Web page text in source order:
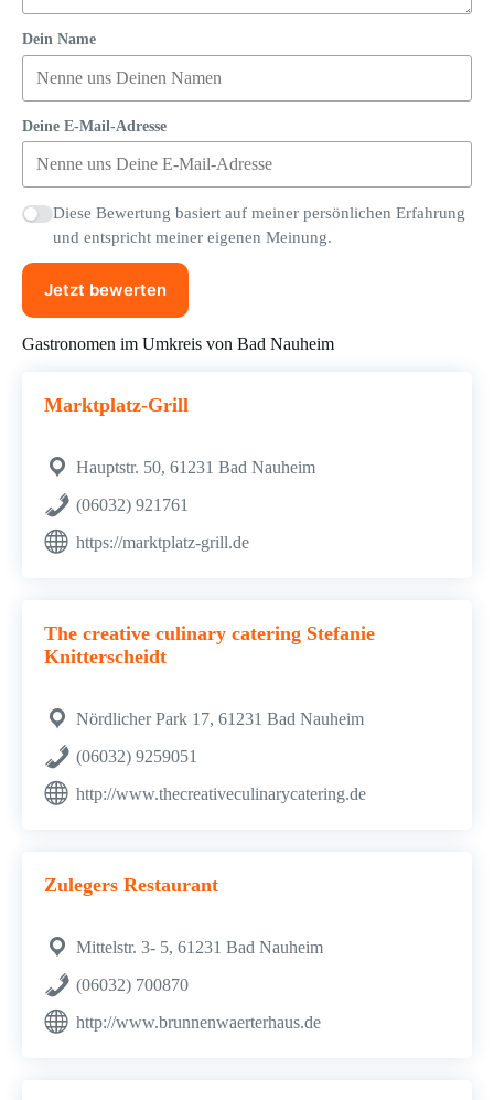
Dein Name
Deine E-Mail-Adresse
Diese Bewertung basiert auf meiner persönlichen Erfahrung
und entspricht meiner eigenen Meinung.
Jetzt bewerten
Gastronomen im Umkreis von Bad Nauheim
Marktplatz-Grill
Hauptstr. 50, 61231 Bad Nauheim
(06032) 921761
https://marktplatz-grill.de
The creative culinary catering Stefanie
Knitterscheidt
Nördlicher Park 17, 61231 Bad Nauheim
(06032) 9259051
http://www.thecreativeculinarycatering.de
Zulegers Restaurant
Mittelstr. 3- 5, 61231 Bad Nauheim
(06032) 700870
http://www.brunnenwaerterhaus.de